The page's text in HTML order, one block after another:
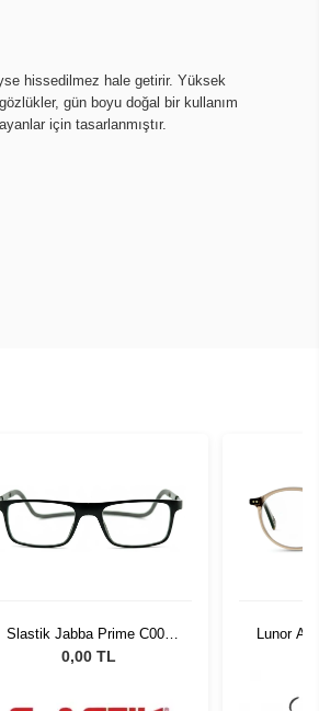
hissedilmez hale getirir. Yüksek
gün boyu doğal bir kullanım
için tasarlanmıştır.
Slastik Jabba Prime C003
Opt
0,00 TL
Lunor